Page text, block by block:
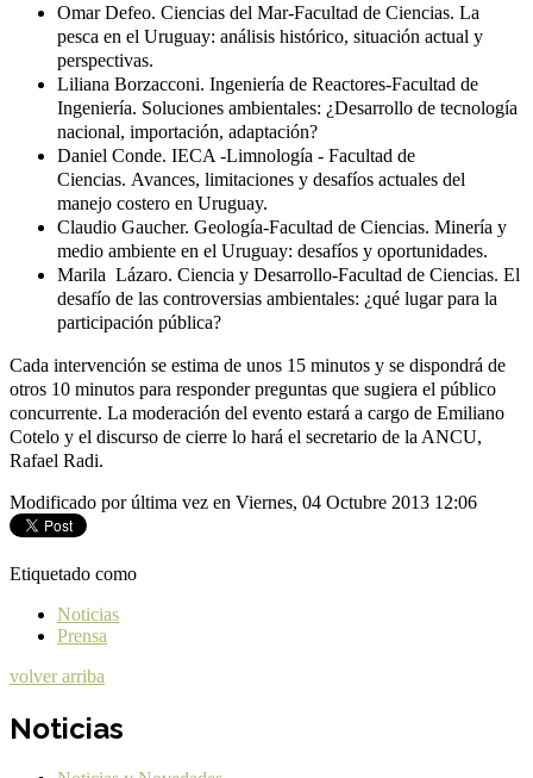
Omar Defeo. Ciencias del Mar-Facultad de Ciencias. La
pesca en el Uruguay: análisis histórico, situación actual y
perspectivas.
Liliana Borzacconi. Ingeniería de Reactores-Facultad de
Ingeniería. Soluciones ambientales: ¿Desarrollo de tecnología
nacional, importación, adaptación?
Daniel Conde. IECA -Limnología - Facultad de
Ciencias. Avances, limitaciones y desafíos actuales del
manejo costero en Uruguay.
Claudio Gaucher. Geología-Facultad de Ciencias. Minería y
medio ambiente en el Uruguay: desafíos y oportunidades.
Marila Lázaro. Ciencia y Desarrollo-Facultad de Ciencias. El
desafío de las controversias ambientales: ¿qué lugar para la
participación pública?
Cada intervención se estima de unos 15 minutos y se dispondrá de
otros 10 minutos para responder preguntas que sugiera el público
concurrente. La moderación del evento estará a cargo de Emiliano
Cotelo y el discurso de cierre lo hará el secretario de la ANCU,
Rafael Radi.
Modificado por última vez en Viernes, 04 Octubre 2013 12:06
Etiquetado como
Noticias
Prensa
volver arriba
Noticias